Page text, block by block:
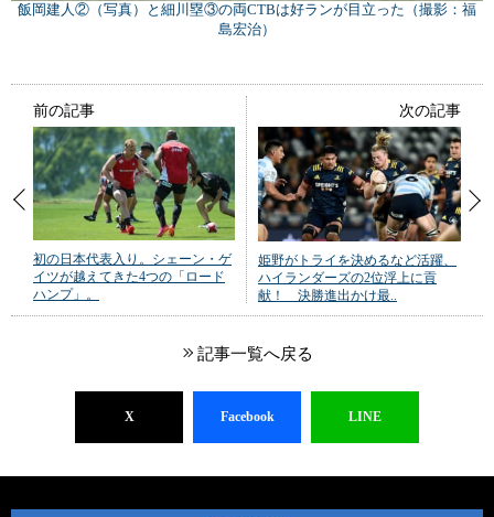
飯岡建人②（写真）と細川塁③の両CTBは好ランが目立った（撮影：福
島宏治）
前の記事
初の日本代表入り。シェーン・ゲ
イツが越えてきた4つの「ロード
ハンプ」。
次の記事
姫野がトライを決めるなど活躍、
ハイランダーズの2位浮上に貢
献！ 決勝進出かけ最..
記事一覧へ戻る
X Facebook LINE